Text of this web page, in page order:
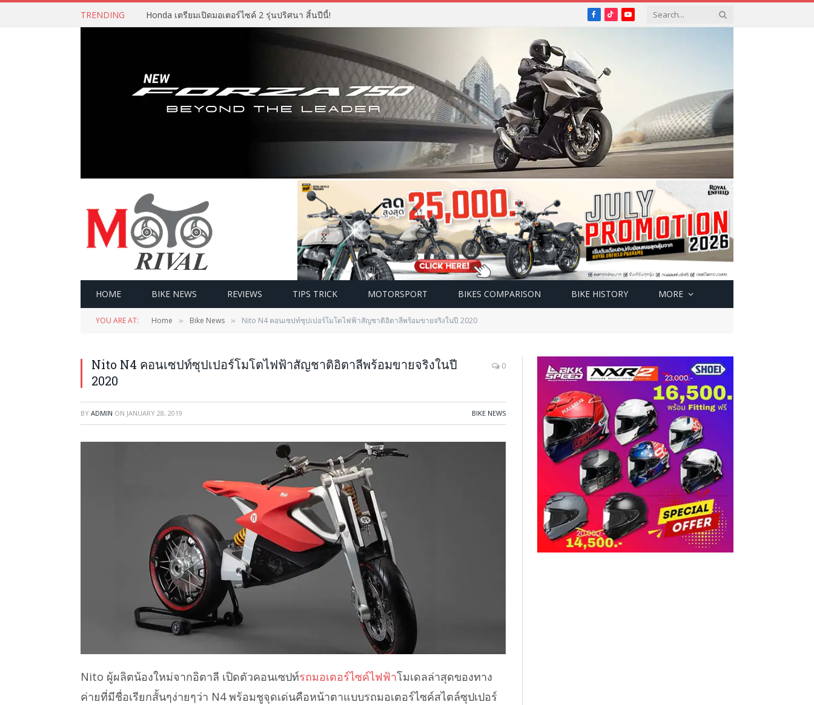
TRENDING Honda เตรียมเปิดมอเตอร์ไซค์ 2 รุ่นปริศนา สิ้นปีนี้! Facebook
TikTokYouTube
HOME BIKE NEWS REVIEWS TIPS TRICK MOTORSPORT BIKES COMPARISON BIKE HISTORY MORE
YOU ARE AT: Home » Bike News » Nito N4 คอนเซปท์ซุปเปอร์โมโตไฟฟ้าสัญชาติอิตาลีพร้อมขายจริงในปี 2020
Nito N4 คอนเซปท์ซุปเปอร์โมโตไฟฟ้าสัญชาติอิตาลีพร้อมขายจริงในปี
2020
0
BY ADMIN ON JANUARY 28, 2019 BIKE NEWS
Nito ผู้ผลิตน้องใหม่จากอิตาลี เปิดตัวคอนเซปท์รถมอเตอร์ไซค์ไฟฟ้าโมเดลล่าสุดของทาง
ค่ายที่มีชื่อเรียกสั้นๆง่ายๆว่า N4 พร้อมชูจุดเด่นคือหน้าตาแบบรถมอเตอร์ไซค์สไตล์ซุปเปอร์